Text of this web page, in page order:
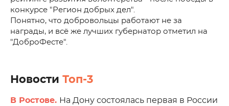
конкурсе "Регион добрых дел".
Понятно, что добровольцы работают не за
награды, и всё же лучших губернатор отметил на
"ДоброФесте".
Новости Топ-3
В Ростове. На Дону состоялась первая в России